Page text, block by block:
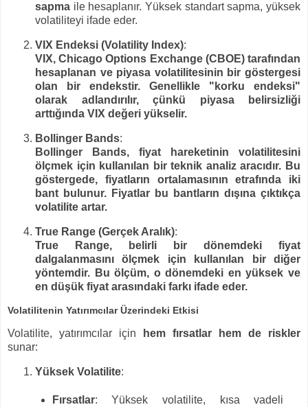
sapma ile hesaplanır. Yüksek standart sapma, yüksek
volatiliteyi ifade eder.
VIX Endeksi (Volatility Index):
VIX, Chicago Options Exchange (CBOE) tarafından
hesaplanan ve piyasa volatilitesinin bir göstergesi
olan bir endekstir. Genellikle "korku endeksi"
olarak adlandırılır, çünkü piyasa belirsizliği
arttığında VIX değeri yükselir.
Bollinger Bands:
Bollinger Bands, fiyat hareketinin volatilitesini
ölçmek için kullanılan bir teknik analiz aracıdır. Bu
göstergede, fiyatların ortalamasının etrafında iki
bant bulunur. Fiyatlar bu bantların dışına çıktıkça
volatilite artar.
True Range (Gerçek Aralık):
True Range, belirli bir dönemdeki fiyat
dalgalanmasını ölçmek için kullanılan bir diğer
yöntemdir. Bu ölçüm, o dönemdeki en yüksek ve
en düşük fiyat arasındaki farkı ifade eder.
Volatilitenin Yatırımcılar Üzerindeki Etkisi
Volatilite, yatırımcılar için
hem fırsatlar hem de riskler
sunar:
Yüksek Volatilite:
Fırsatlar: Yüksek volatilite, kısa vadeli